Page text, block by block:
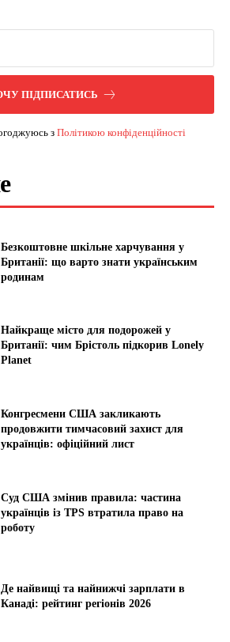
ПІДПИСАТИСЬ
з Політикою конфіденційності
Безкоштовне шкільне харчування у
Британії: що варто знати українським
родинам
Найкраще місто для подорожей у
Британії: чим Брістоль підкорив Lonely
Planet
Конгресмени США закликають
продовжити тимчасовий захист для
українців: офіційний лист
Суд США змінив правила: частина
українців із TPS втратила право на
роботу
Де найвищі та найнижчі зарплати в
Канаді: рейтинг регіонів 2026